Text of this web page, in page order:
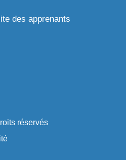
des apprenants
réservés